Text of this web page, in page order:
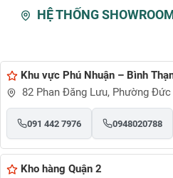
HỆ THỐNG
Khu vực Phú Nhuận – Bình
82 Phan Đăng Lưu, Phường Đức
091 442 7976 0948020788
Kho hàng Quận 2